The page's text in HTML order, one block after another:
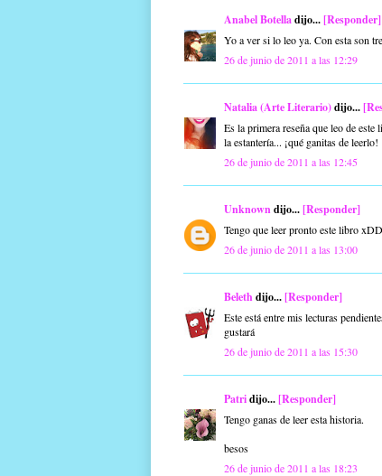
Anabel Botelladijo...[Responder]
Yo a ver si lo leo ya. Con esta son
26 de junio de 2011 a las 12:29
Natalia (Arte Literario)dijo...
Es la primera reseña que leo de
la estantería... ¡qué ganitas de leerlo!
26 de junio de 2011 a las 12:45
Unknowndijo...[Responder]
Tengo que leer pronto este libro xDD
26 de junio de 2011 a las 13:00
Belethdijo...[Responder]
Este está entre mis lecturas
gustará
26 de junio de 2011 a las 15:30
Patridijo...[Responder]
Tengo ganas de leer esta historia.
besos
26 de junio de 2011 a las 18:23